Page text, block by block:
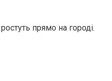
прямо на городі.